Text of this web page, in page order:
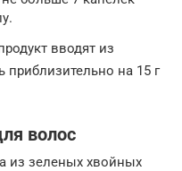
вводят из
приблизительно на 15 г
волос
из зеленых хвойных